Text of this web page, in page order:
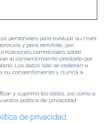
personales para evaluar su nivel
y para remitirle, por
comerciales sobre
al consentimiento prestado por
Los datos sólo se cederán a
su consentimiento y nunca a
y suprimir los datos, así como a
política de privacidad.
de privacidad.